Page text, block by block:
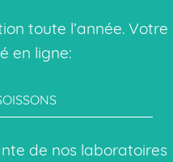
toute l’année. Votre
en ligne:
de nos laboratoires